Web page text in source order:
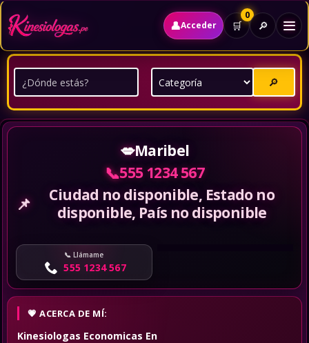
👤Acceder 🛒
0
🔎
🔎
💋Maribel
📞555 1234 567
📌
Ciudad no disponible, Estado no
disponible, País no disponible
Llámame
555 1234 567
ACERCA DE MÍ:
Kinesiologas Economicas En